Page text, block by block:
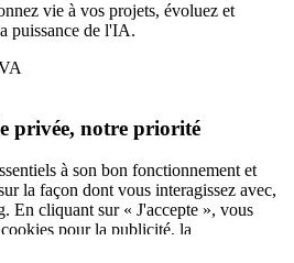
vie à vos projets, évoluez et
puissance de l'IA.
privée, notre priorité
à son bon fonctionnement et
la façon dont vous interagissez avec,
En cliquant sur « J'accepte », vous
pour la publicité, la